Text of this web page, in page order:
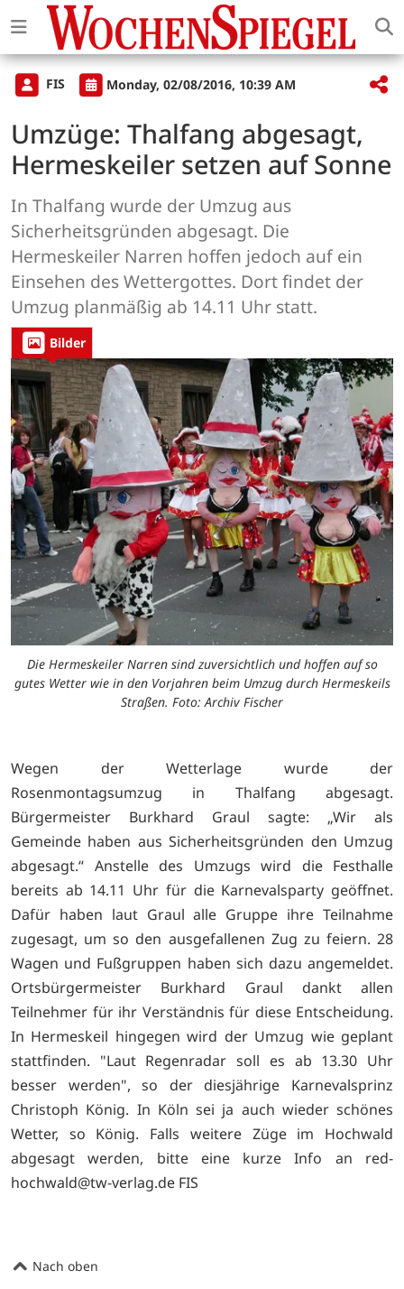
FIS Monday, 02/08/2016, 10:39 AM
Umzüge: Thalfang abgesagt,
Hermeskeiler setzen auf Sonne
In Thalfang wurde der Umzug aus
Sicherheitsgründen abgesagt. Die
Hermeskeiler Narren hoffen jedoch auf ein
Einsehen des Wettergottes. Dort findet der
Umzug planmäßig ab 14.11 Uhr statt.
Bilder
Die Hermeskeiler Narren sind zuversichtlich und hoffen auf so
gutes Wetter wie in den Vorjahren beim Umzug durch Hermeskeils
Straßen. Foto: Archiv Fischer
Wegen der Wetterlage wurde der
Rosenmontagsumzug in Thalfang abgesagt.
Bürgermeister Burkhard Graul sagte: „Wir als
Gemeinde haben aus Sicherheitsgründen den Umzug
abgesagt.“ Anstelle des Umzugs wird die Festhalle
bereits ab 14.11 Uhr für die Karnevalsparty geöffnet.
Dafür haben laut Graul alle Gruppe ihre Teilnahme
zugesagt, um so den ausgefallenen Zug zu feiern. 28
Wagen und Fußgruppen haben sich dazu angemeldet.
Ortsbürgermeister Burkhard Graul dankt allen
Teilnehmer für ihr Verständnis für diese Entscheidung.
In Hermeskeil hingegen wird der Umzug wie geplant
stattfinden. "Laut Regenradar soll es ab 13.30 Uhr
besser werden", so der diesjährige Karnevalsprinz
Christoph König. In Köln sei ja auch wieder schönes
Wetter, so König. Falls weitere Züge im Hochwald
abgesagt werden, bitte eine kurze Info an red-
hochwald@tw-verlag.de FIS
Nach oben